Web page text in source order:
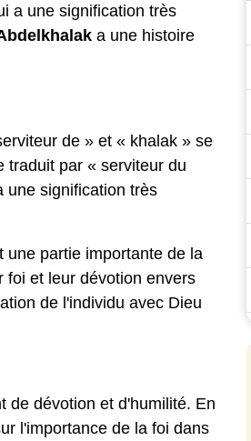
a une signification très
a une histoire
de » et « khalak » se
traduit par « serviteur du
une signification très
une partie importante de la
foi et leur dévotion envers
de l'individu avec Dieu
de dévotion et d'humilité. En
l'importance de la foi dans